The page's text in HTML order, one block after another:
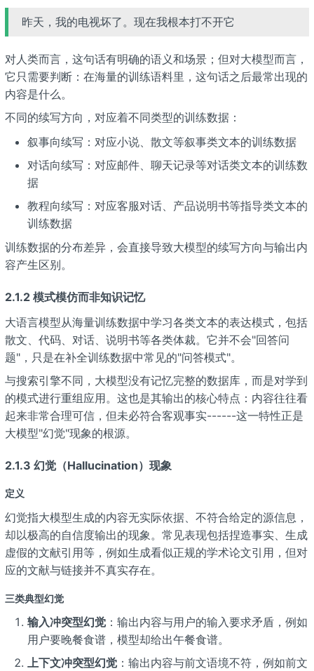
昨天，我的电视坏了。现在我根本打不开它
对人类而言，这句话有明确的语义和场景；但对大模型而言，
它只需要判断：在海量的训练语料里，这句话之后最常出现的
内容是什么。
不同的续写方向，对应着不同类型的训练数据：
叙事向续写：对应小说、散文等叙事类文本的训练数据
对话向续写：对应邮件、聊天记录等对话类文本的训练数
据
教程向续写：对应客服对话、产品说明书等指导类文本的
训练数据
训练数据的分布差异，会直接导致大模型的续写方向与输出内
容产生区别。
2.1.2 模式模仿而非知识记忆
大语言模型从海量训练数据中学习各类文本的表达模式，包括
散文、代码、对话、说明书等各类体裁。它并不会"回答问
题"，只是在补全训练数据中常见的"问答模式"。
与搜索引擎不同，大模型没有记忆完整的数据库，而是对学到
的模式进行重组应用。这也是其输出的核心特点：内容往往看
起来非常合理可信，但未必符合客观事实------这一特性正是
大模型"幻觉"现象的根源。
2.1.3 幻觉（Hallucination）现象
定义
幻觉指大模型生成的内容无实际依据、不符合给定的源信息，
却以极高的自信度输出的现象。常见表现包括捏造事实、生成
虚假的文献引用等，例如生成看似正规的学术论文引用，但对
应的文献与链接并不真实存在。
三类典型幻觉
输入冲突型幻觉：输出内容与用户的输入要求矛盾，例如
用户要晚餐食谱，模型却给出午餐食谱。
上下文冲突型幻觉：输出内容与前文语境不符，例如前文